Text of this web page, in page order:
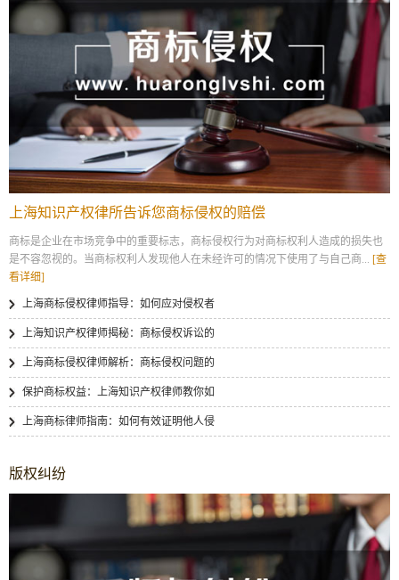
上海知识产权律所告诉您商标侵权的赔偿
商标是企业在市场竞争中的重要标志，商标侵权行为对商标权利人造成的损失也
是不容忽视的。当商标权利人发现他人在未经许可的情况下使用了与自己商... [查
看详细]
上海商标侵权律师指导：如何应对侵权者
上海知识产权律师揭秘：商标侵权诉讼的
上海商标侵权律师解析：商标侵权问题的
保护商标权益：上海知识产权律师教你如
上海商标律师指南：如何有效证明他人侵
版权纠纷